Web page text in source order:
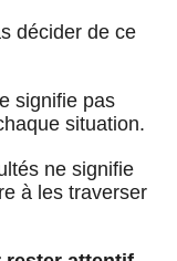
décider de ce
signifie pas
situation.
ne signifie
à les traverser